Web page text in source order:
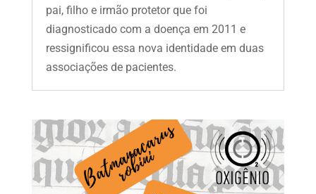
pai, filho e irmão protetor que foi
diagnosticado com a doença em 2011 e
ressignificou essa nova identidade em duas
associações de pacientes.